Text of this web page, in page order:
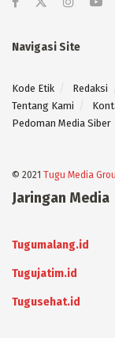
Navigasi Site
Kode Etik Redaksi
Tentang Kami
Pedoman Media Siber
© 2021 Tugu Media
Jaringan Media
Tugumalang.id
Tugujatim.id
Tugusehat.id